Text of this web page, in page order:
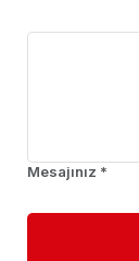
Mesajınız *